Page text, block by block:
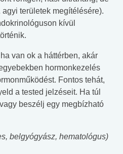
területek megítélésére).
kívül
van ok a háttérben, akár
hormonkezelés
Fontos tehát,
a tested jelzéseit. Ha túl
beszélj egy megbízható
belgyógyász, hematológus)